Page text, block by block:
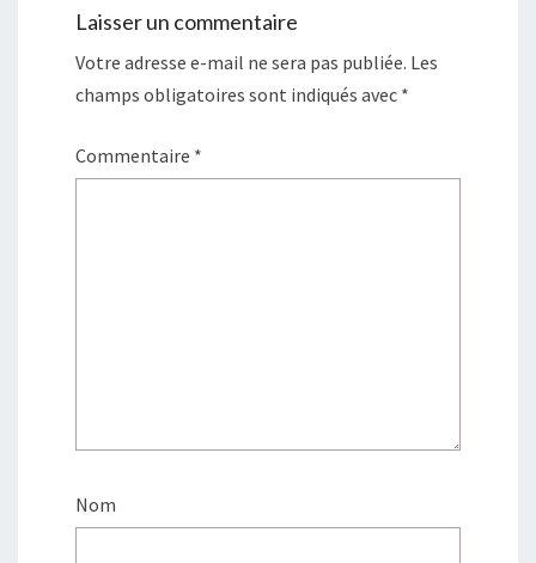
Laisser un commentaire
Votre adresse e-mail ne sera pas publiée. Les
champs obligatoires sont indiqués avec *
Commentaire *
Nom